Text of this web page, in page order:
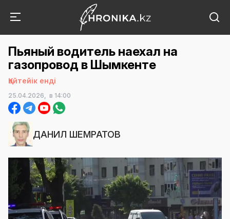
Пьяный водитель наехал на
газопровод в Шымкенте
Қайтейік енді
25.04.2026, в 14:00
ДАНИЛ ШЕМРАТОВ